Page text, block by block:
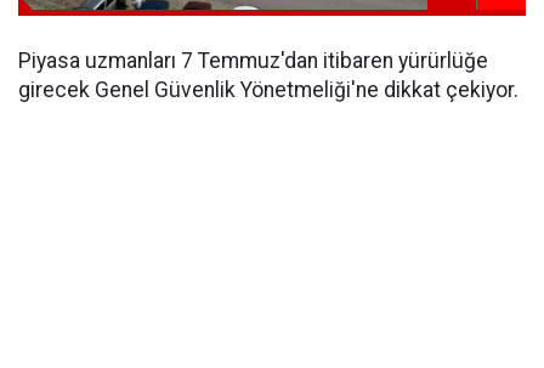
Piyasa uzmanları 7 Temmuz'dan itibaren yürürlüğe
girecek Genel Güvenlik Yönetmeliği'ne dikkat çekiyor.